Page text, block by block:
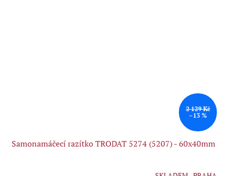
2 129 Kč
–13 %
Samonamáčecí razítko TRODAT 5274 (5207) - 60x40mm